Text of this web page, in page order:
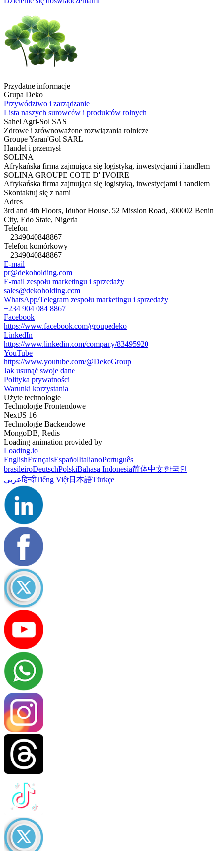
Przydatne informacje
Grupa Deko
Przywództwo i zarządzanie
Lista naszych surowców i produktów rolnych
Sahel Agri-Sol SAS
Zdrowe i zrównoważone rozwiązania rolnicze
Groupe Yaran'Gol SARL
Handel i przemysł
SOLINA
Afrykańska firma zajmująca się logistyką, inwestycjami i handlem
SOLINA GROUPE COTE D' IVOIRE
Afrykańska firma zajmująca się logistyką, inwestycjami i handlem
Skontaktuj się z nami
Adres
3rd and 4th Floors, Idubor House. 52 Mission Road, 300002 Benin
City, Edo State, Nigeria
Telefon
+ 2349040848867
Telefon komórkowy
+ 2349040848867
E-mail
pr@dekoholding.com
E-mail zespołu marketingu i sprzedaży
sales@dekoholding.com
WhatsApp/Telegram zespołu marketingu i sprzedaży
+234 904 084 8867
Facebook
https://www.facebook.com/groupedeko
LinkedIn
https://www.linkedin.com/company/83495920
YouTube
https://www.youtube.com/@DekoGroup
Jak usunąć swoje dane
Polityka prywatności
Warunki korzystania
Użyte technologie
Technologie Frontendowe
NextJS 16
Technologie Backendowe
MongoDB, Redis
Loading animation provided by
Loading.io
EnglishFrançaisEspañolItalianoPortuguês
brasileiroDeutschPolskiBahasa Indonesia简体中文한국인
عربيहिन्दीTiếng Việt日本語Türkçe